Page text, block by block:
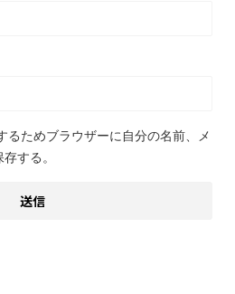
るためブラウザーに自分の名前、メ
する。